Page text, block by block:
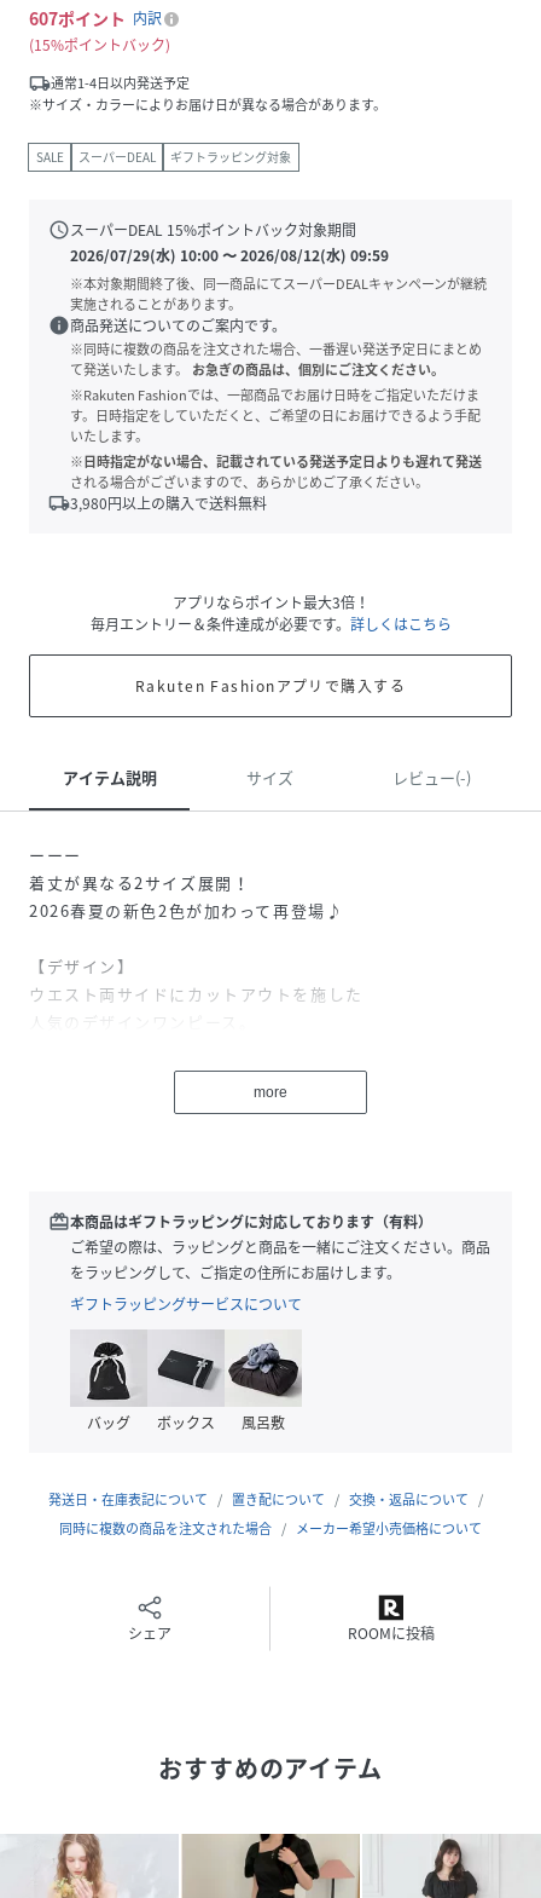
607ポイント 内訳
15%ポイントバック
local_shipping通常1-4日以内発送予定
※サイズ・カラーによりお届け日が異なる場合があります。
SALE スーパーDEAL ギフトラッピング対象
scheduleスーパーDEAL 15%ポイントバック対象期間
2026/07/29(水) 10:00〜2026/08/12(水) 09:59
※本対象期間終了後、同一商品にてスーパーDEALキャンペーンが継続
実施されることがあります。
info商品発送についてのご案内です。
※同時に複数の商品を注文された場合、一番遅い発送予定日にまとめ
て発送いたします。
お急ぎの商品は、個別にご注文ください。
※Rakuten Fashionでは、一部商品でお届け日時をご指定いただけま
す。日時指定をしていただくと、ご希望の日にお届けできるよう手配
いたします。
※日時指定がない場合、記載されている発送予定日よりも遅れて発送
される場合がございますので、あらかじめご了承ください。
local_shipping3,980円以上の購入で送料無料
アプリならポイント最大3倍！
毎月エントリー＆条件達成が必要です。 詳しくはこちら
Rakuten Fashionアプリで購入する
アイテム説明 サイズ レビュー(-)
ーーー
着丈が異なる2サイズ展開！
2026春夏の新色2色が加わって再登場♪
【デザイン】
ウエスト両サイドにカットアウトを施した
人気のデザインワンピース。
ぱふっとしたボリューム感が可愛いパフスリーブが
ロマンティックなムードをプラスしています。
【スタイリング】
シンプルにサンダルを合わせて抜け感を。
アクセサリーや小物使いで遊ぶのも可愛い◎
性別タイプ
原産国 CHINA
裏地 ポリエステル100%
【デニム10】
綿80% ポリエステル20%
表地 ポリエステル69% 綿16% レーヨン6% アク
品番
PF1316_452500
452500-18-02 PF1316)
more
redeem本商品はギフトラッピングに対応しております（有料）
ご希望の際は、ラッピングと商品を一緒にご注文ください。商品
をラッピングして、ご指定の住所にお届けします。
ギフトラッピングサービスについて
バッグ ボックス 風呂敷
発送日・在庫表記について 置き配について
交換・返品について
同時に複数の商品を注文された場合
メーカー希望小売価格について
シェア ROOMに投稿
おすすめのアイテム